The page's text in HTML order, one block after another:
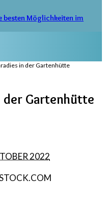
besten Möglichkeiten im
in der Gartenhütte
der Gartenhütte
2022